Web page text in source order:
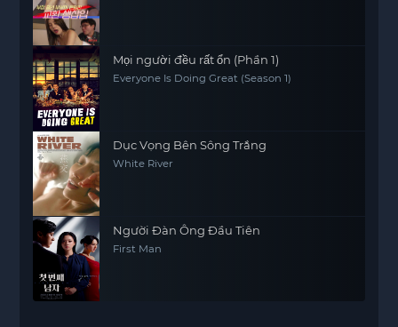
Mọi người đều rất ổn (Phần 1)
Everyone Is Doing Great (Season 1)
Dục Vọng Bên Sông Trắng
White River
Người Đàn Ông Đầu Tiên
First Man